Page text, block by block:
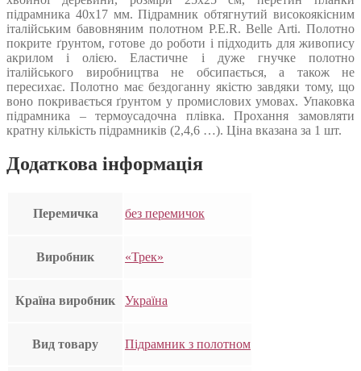
підрамника 40х17 мм. Підрамник обтягнутий високоякісним
італійським бавовняним полотном P.E.R. Belle Arti. Полотно
покрите ґрунтом, готове до роботи і підходить для живопису
акрилом і олією. Еластичне і дуже гнучке полотно
італійського виробництва не обсипається, а також не
пересихає. Полотно має бездоганну якістю завдяки тому, що
воно покривається ґрунтом у промислових умовах. Упаковка
підрамника – термоусадочна плівка. Прохання замовляти
кратну кількість підрамників (2,4,6 …). Ціна вказана за 1 шт.
Додаткова інформація
Перемичка без перемичок
Виробник «Трек»
Країна виробник Україна
Вид товару Підрамник з полотном